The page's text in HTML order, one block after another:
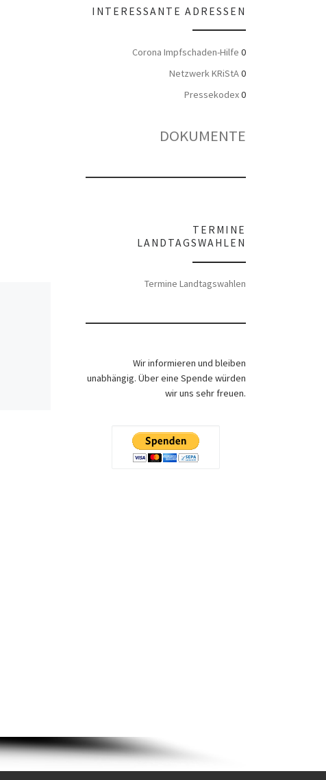
INTERESSANTE ADRESSEN
Corona Impfschaden-Hilfe 0
Netzwerk KRiStA0
Pressekodex0
DOKUMENTE
TERMINE
LANDTAGSWAHLEN
Termine Landtagswahlen
Wir informieren und bleiben
unabhängig. Über eine Spende würden
wir uns sehr freuen.